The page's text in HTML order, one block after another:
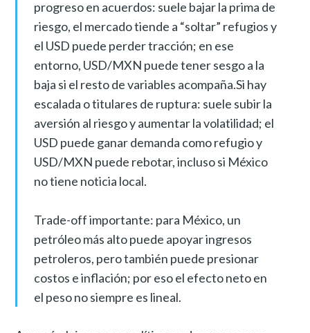
progreso en acuerdos: suele bajar la prima de
riesgo, el mercado tiende a “soltar” refugios y
el USD puede perder tracción; en ese
entorno, USD/MXN puede tener sesgo a la
baja si el resto de variables acompaña.Si hay
escalada o titulares de ruptura: suele subir la
aversión al riesgo y aumentar la volatilidad; el
USD puede ganar demanda como refugio y
USD/MXN puede rebotar, incluso si México
no tiene noticia local.
Trade-off importante: para México, un
petróleo más alto puede apoyar ingresos
petroleros, pero también puede presionar
costos e inflación; por eso el efecto neto en
el peso no siempre es lineal.